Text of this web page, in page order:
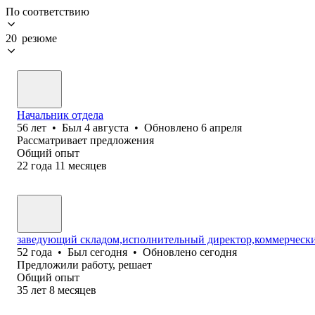
По соответствию
20 резюме
Начальник отдела
56 лет • Был 4 августа • Обновлено 6 апреля
Рассматривает предложения
Общий опыт
22 года 11 месяцев
заведующий складом,исполнительный
52 года • Был сегодня • Обновлено сегодня
Предложили работу, решает
Общий опыт
35 лет 8 месяцев